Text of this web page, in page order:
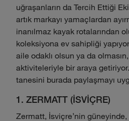
uğraşanların da Tercih Ettiği
artık markayı yamaçlardan
inanılmaz kayak rotalarından
koleksiyona ev sahipliği
aile odaklı olsun ya da
aktiviteleriyle bir araya
tanesini burada paylaşmayı
1. ZERMATT (İSVİÇRE)
Zermatt, İsviçre'nin